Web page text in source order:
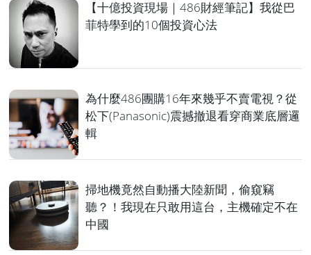
【十億投資現場｜486財經筆記】我從巴
菲特學到的10個投資心法
為什麼486團購16年來幾乎不賣電視？從
松下(Panasonic)震撼撤退看穿商業底層邏
輯
掃地機竟然自動播大陸新聞，偷窺竊
聽？！我現在只敢用這台，主機確定不在
中國